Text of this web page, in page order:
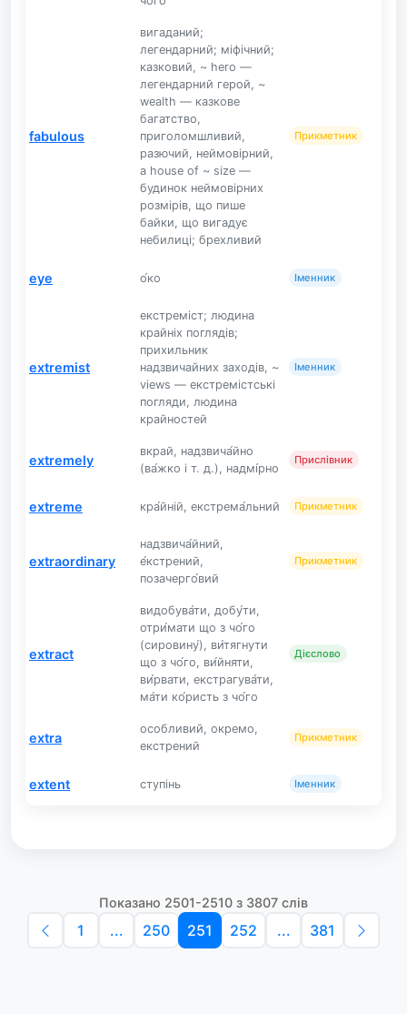
fabulous
вигаданий;
легендарний; міфічний;
казковий, ~ hero —
легендарний герой, ~
wealth — казкове
багатство,
приголомшливий,
разючий, неймовірний,
a house of ~ size —
будинок неймовірних
розмірів, що пише
байки, що вигадує
небилиці; брехливий
Прикметник
eye о́ко Іменник
extremist
екстреміст; людина
крайніх поглядів;
прихильник
надзвичайних заходів, ~
views — екстремістські
погляди, людина
крайностей
Іменник
extremely
вкрай, надзвича́йно
(ва́жко і т. д.), надмі́рно
Прислівник
extreme кра́йній, екстрема́льний Прикметник
extraordinary
надзвича́йний,
е́кстрений,
позачерго́вий
Прикметник
extract
видобува́ти, добу́ти,
отри́мати що з чо́го
(сировину́), ви́тягнути
що з чо́го, ви́йняти,
ви́рвати, екстрагува́ти,
ма́ти ко́ристь з чо́го
Дієслово
extra
особливий, окремо,
екстрений
Прикметник
extent ступінь Іменник
Показано 2501-2510 з 3807 слів
1 ... 250 251 252 ... 381